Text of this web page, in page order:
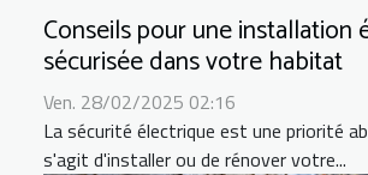
Conseils pour une installation
sécurisée dans votre habitat
Ven. 28/02/2025 02:16
La sécurité électrique est une priorité
s'agit d'installer ou de rénover votre...